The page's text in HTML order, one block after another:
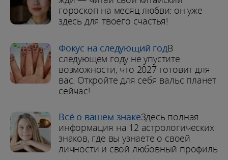
гороскоп на месяц любви: он уже
здесь для твоего счастья!
Фокус на следующий годВ
следующем году не упустите
возможности, что 2027 готовит для
вас. Откройте для себя вальс планет
сейчас!
Всё о вашем знакеЗдесь полная
информация на 12 астрологических
знаков, где вы узнаете о своей
личности и свой любовный профиль